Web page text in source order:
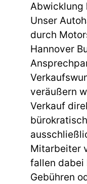
Abwicklung
Unser
durch
Hannover
veräußern
Verkauf
Mitarbeiter
fallen dabei
Gebühren